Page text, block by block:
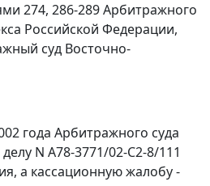
274, 286-289Арбитражного
Российской Федерации,
суд Восточно-
года Арбитражного суда
N А78-3771/02-С2-8/111
а кассационную жалобу -